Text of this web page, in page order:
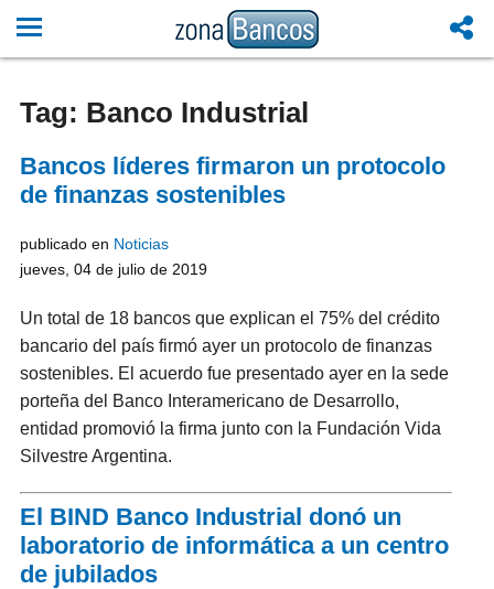
Tag: Banco Industrial
Bancos líderes firmaron un protocolo
de finanzas sostenibles
publicado en Noticias
jueves, 04 de julio de 2019
Un total de 18 bancos que explican el 75% del crédito
bancario del país firmó ayer un protocolo de finanzas
sostenibles. El acuerdo fue presentado ayer en la sede
porteña del Banco Interamericano de Desarrollo,
entidad promovió la firma junto con la Fundación Vida
Silvestre Argentina.
El BIND Banco Industrial donó un
laboratorio de informática a un centro
de jubilados